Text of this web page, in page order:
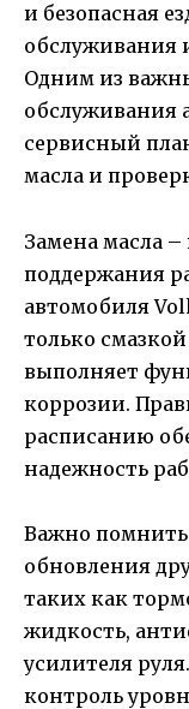
и безопасная
обслуживания
Одним из
обслуживания
сервисный
масла и
Замена масла
поддержания
автомобиля
только
выполняет
коррозии.
расписанию
надежность
Важно
обновления
таких как
жидкость,
усилителя
контроль